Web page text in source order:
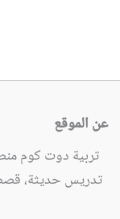
عن الموقع
تربية دوت كوم
تدريس حديثة،